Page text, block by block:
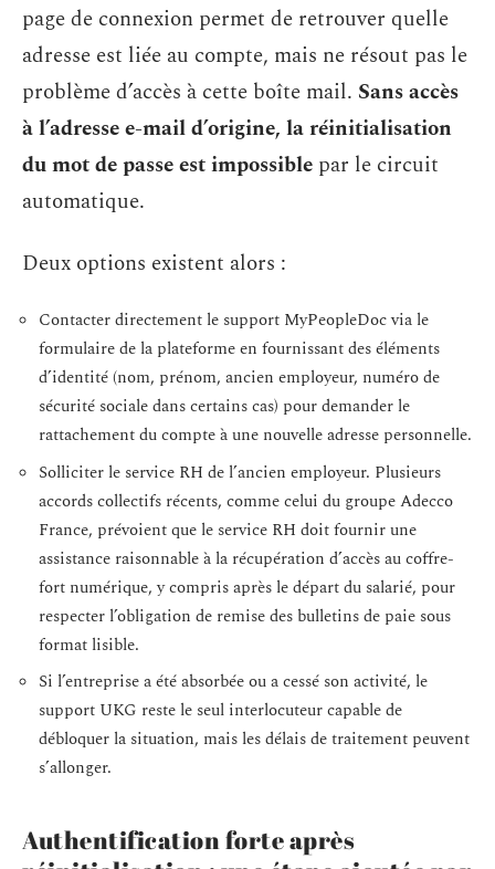
page de connexion permet de retrouver quelle
adresse est liée au compte, mais ne résout pas le
problème d’accès à cette boîte mail. Sans accès
à l’adresse e-mail d’origine, la réinitialisation
du mot de passe est impossible par le circuit
automatique.
Deux options existent alors :
Contacter directement le support MyPeopleDoc via le
formulaire de la plateforme en fournissant des éléments
d’identité (nom, prénom, ancien employeur, numéro de
sécurité sociale dans certains cas) pour demander le
rattachement du compte à une nouvelle adresse personnelle.
Solliciter le service RH de l’ancien employeur. Plusieurs
accords collectifs récents, comme celui du groupe Adecco
France, prévoient que le service RH doit fournir une
assistance raisonnable à la récupération d’accès au coffre-
fort numérique, y compris après le départ du salarié, pour
respecter l’obligation de remise des bulletins de paie sous
format lisible.
Si l’entreprise a été absorbée ou a cessé son activité, le
support UKG reste le seul interlocuteur capable de
débloquer la situation, mais les délais de traitement peuvent
s’allonger.
Authentification forte après